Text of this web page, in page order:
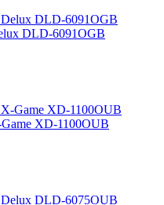
DLD-6091OGB
XD-1100OUB